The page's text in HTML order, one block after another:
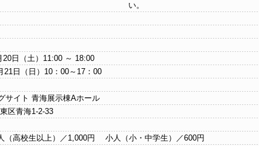
い。
日（土）11:00 ～ 18:00
：00～17：00
イト 青海展示棟Aホール
1-2-33
校生以上）／1,000円 小人（小・中学生）／600円